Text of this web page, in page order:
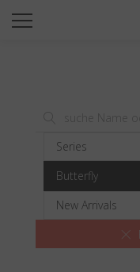
SUN
TITANIUM
NEWSROOM
Series
Butterfly
New Arrivals